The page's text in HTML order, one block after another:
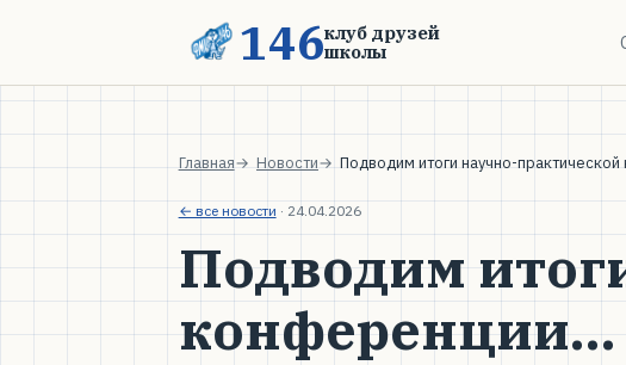
146клуб друзей
школы
Главная Новости Подводим итоги научно-
← все новости · 24.04.2026
Подводим
конференции…